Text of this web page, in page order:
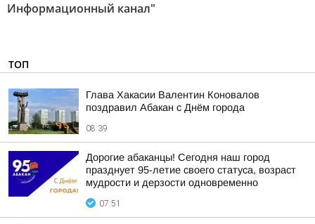
Информационный канал"
ТОП
Глава Хакасии Валентин Коновалов
поздравил Абакан с Днём города
08:39
Дорогие абаканцы! Сегодня наш город
празднует 95-летие своего статуса, возраст
мудрости и дерзости одновременно
07:51